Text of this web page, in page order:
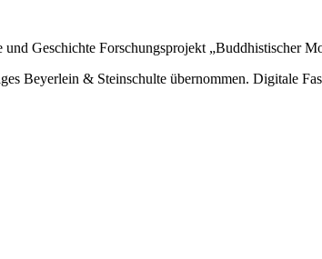
Geschichte Forschungsprojekt „Buddhistischer
Beyerlein & Steinschulte übernommen. Digitale